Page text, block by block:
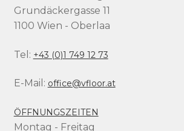
Grundäckergasse 11
1100 Wien - Oberlaa
Tel: +43 (0)1 749 12 73
E-Mail: office@vfloor.at
ÖFFNUNGSZEITEN
Montag - Freitag